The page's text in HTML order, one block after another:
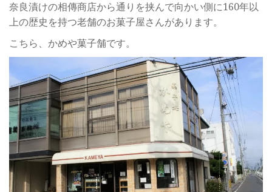
奈良漬けの相傳商店から通りを挟んで向かい側に160年以
上の歴史を持つ老舗のお菓子屋さんがあります。
こちら、かめや菓子舗です。